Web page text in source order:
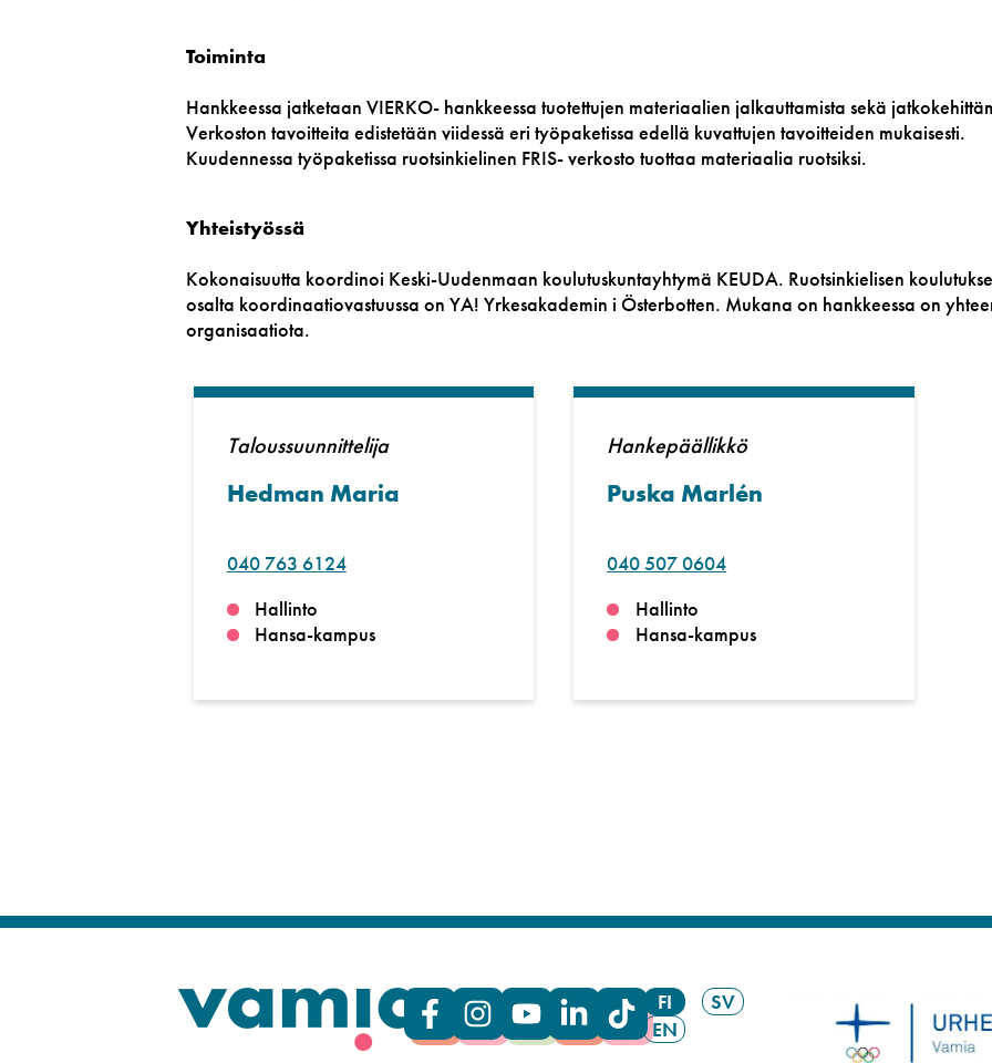
Toiminta
Hankkeessa jatketaan VIERKO- hankkeessa tuotettujen materiaalien jalkauttamista sekä
Verkoston tavoitteita edistetään viidessä eri työpaketissa edellä kuvattujen tavoitteiden mukaisesti.
Kuudennessa työpaketissa ruotsinkielinen FRIS- verkosto tuottaa materiaalia ruotsiksi.
Yhteistyössä
Kokonaisuutta koordinoi Keski-Uudenmaan koulutuskuntayhtymä KEUDA. Ruotsinkielisen
osalta koordinaatiovastuussa on YA! Yrkesakademin i Österbotten. Mukana on hankkeessa on
organisaatiota.
Taloussuunnittelija
Hedman Maria
040 763 6124
Hallinto
Hansa-kampus
Hankepäällikkö
Puska Marlén
040 507 0604
Hallinto
Hansa-kampus
FI
SV
EN